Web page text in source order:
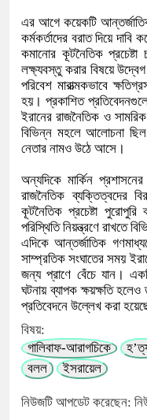
এর আগে কয়েকটি
কর্মকর্তাদের বরাত দিয়ে
কমানোর কূটনৈতিক প্রচেষ্টা
লক্ষ্যবস্তু করার বিষয়ে
পরিবেশ মারাত্মকভাবে
হয়। প্রকাশিত
ইরানের রাজনৈতিক ও
বিভিন্ন মহলে আলোচনা
নেতার নামও উঠে আসে।
অন্যদিকে মার্কিন
রাজনৈতিক ব্যক্তিত্বদের
কূটনৈতিক প্রচেষ্টা
পরিস্থিতি নিয়ন্ত্রণে রাখতে
এদিকে আন্তর্জাতিক
সাম্প্রতিক সংঘাতের সময়
জন্য প্রাণে বেঁচে যান।
ঘটনায় ব্যাপক ক্ষয়ক্ষতি
প্রতিবেদনে উল্লেখ করা
বিষয়:
গালিবাফ-আরাগচিকে
বলল
ইসরায়েল
নিউজটি আপডেট করেছেন: